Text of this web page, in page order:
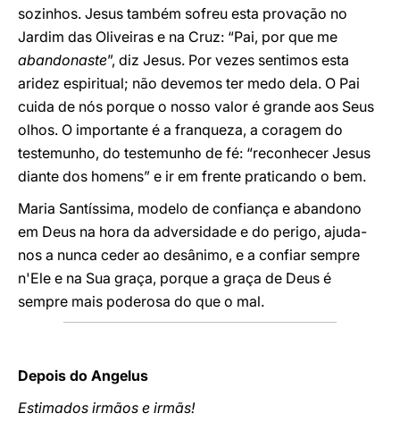
sozinhos. Jesus também sofreu esta provação no
Jardim das Oliveiras e na Cruz: “Pai, por que me
abandonaste”, diz Jesus. Por vezes sentimos esta
aridez espiritual; não devemos ter medo dela. O Pai
cuida de nós porque o nosso valor é grande aos Seus
olhos. O importante é a franqueza, a coragem do
testemunho, do testemunho de fé: “reconhecer Jesus
diante dos homens” e ir em frente praticando o bem.
Maria Santíssima, modelo de confiança e abandono
em Deus na hora da adversidade e do perigo, ajuda-
nos a nunca ceder ao desânimo, e a confiar sempre
n'Ele e na Sua graça, porque a graça de Deus é
sempre mais poderosa do que o mal.
Depois do Angelus
Estimados irmãos e irmãs!